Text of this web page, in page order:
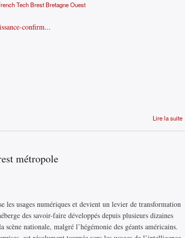
Tech Brest Bretagne Ouest
confirm...
Lire la suite
métropole
usages numériques et devient un levier de transformation
des savoir-faire développés depuis plusieurs dizaines
scène nationale, malgré l’hégémonie des géants américains.